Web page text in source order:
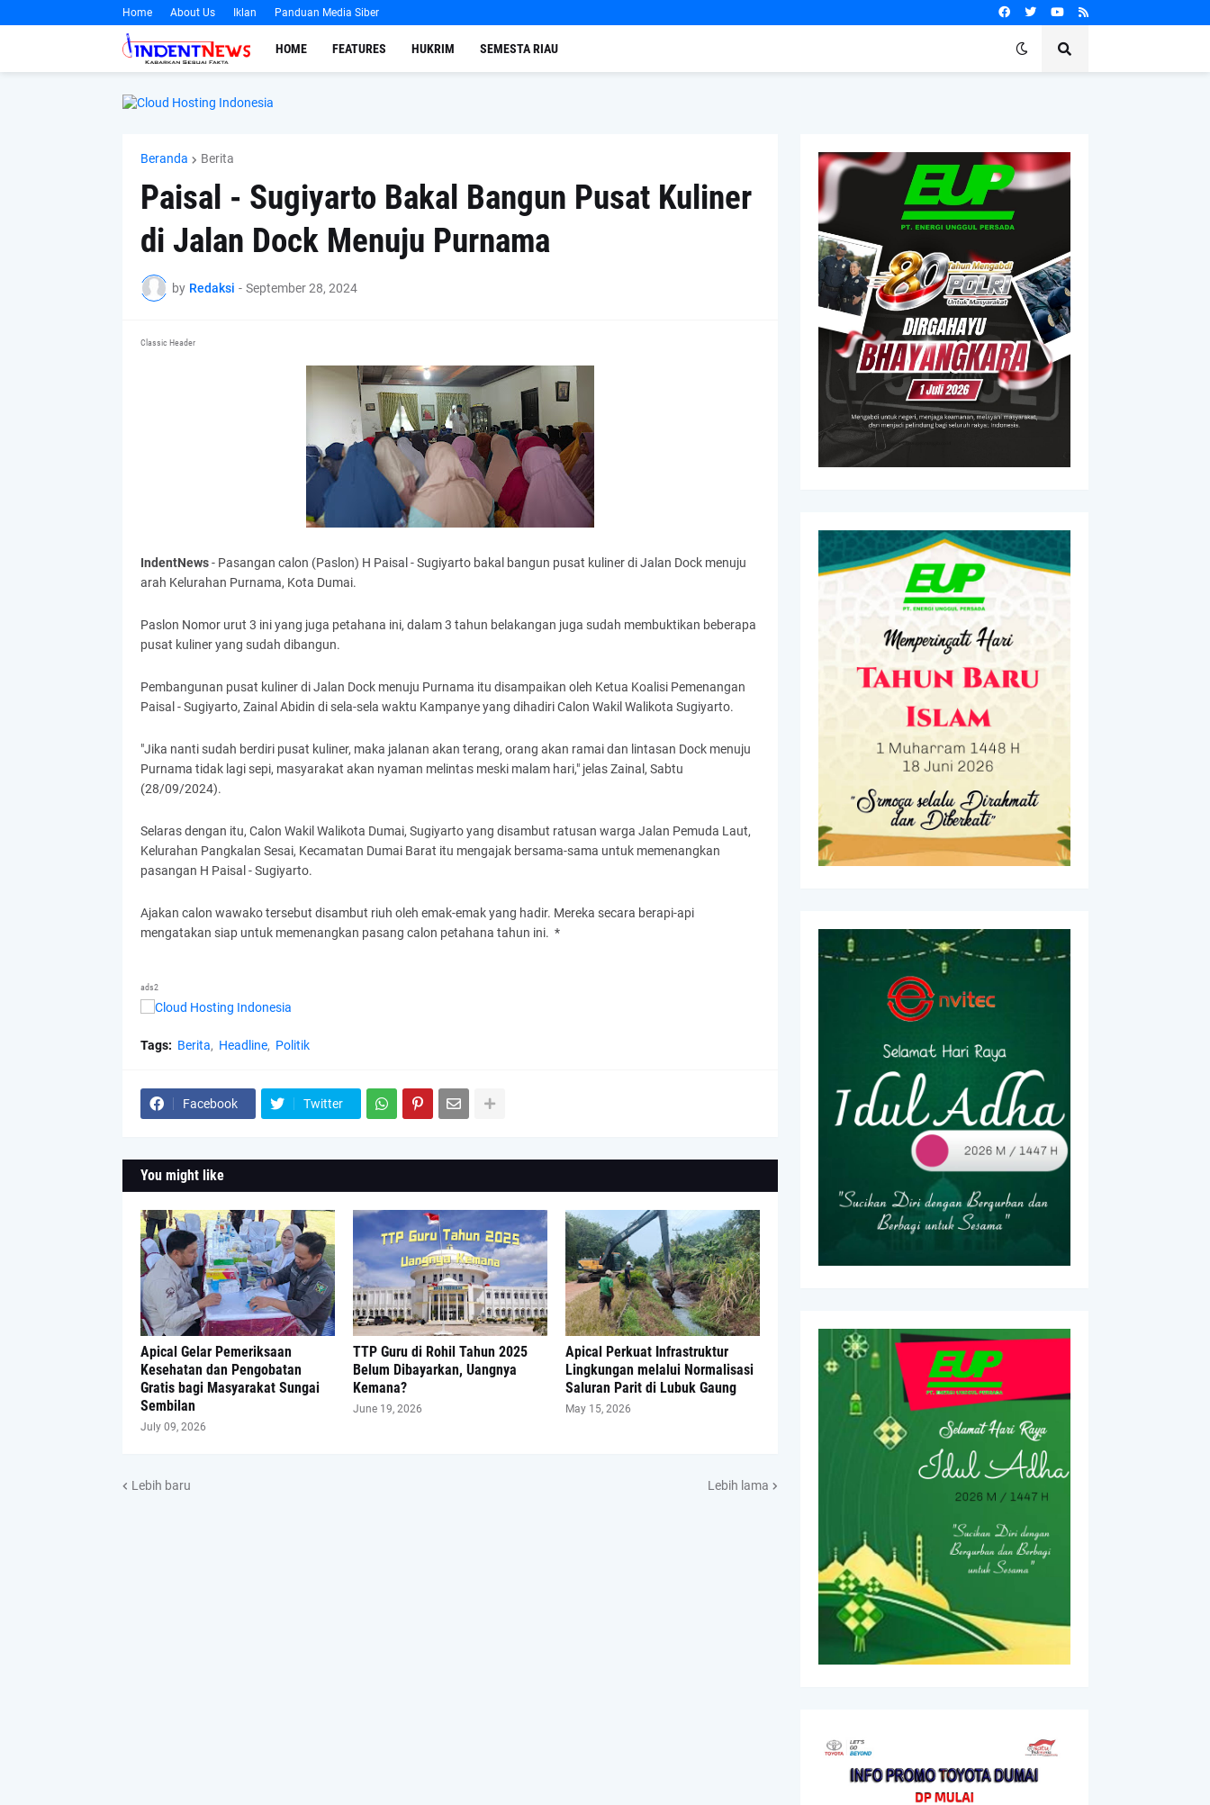
Home About Us Iklan Panduan Media Siber
HOME FEATURES HUKRIM SEMESTA RIAU
Beranda Berita
Paisal - Sugiyarto Bakal Bangun Pusat Kuliner
di Jalan Dock Menuju Purnama
by Redaksi - September 28, 2024
Classic Header
IndentNews- Pasangan calon (Paslon) H Paisal - Sugiyarto bakal bangun pusat kuliner di Jalan Dock menuju
arah Kelurahan Purnama, Kota Dumai.
Paslon Nomor urut 3 ini yang juga petahana ini, dalam 3 tahun belakangan juga sudah membuktikan beberapa
pusat kuliner yang sudah dibangun.
Pembangunan pusat kuliner di Jalan Dock menuju Purnama itu disampaikan oleh Ketua Koalisi Pemenangan
Paisal - Sugiyarto, Zainal Abidin di sela-sela waktu Kampanye yang dihadiri Calon Wakil Walikota Sugiyarto.
"Jika nanti sudah berdiri pusat kuliner, maka jalanan akan terang, orang akan ramai dan lintasan Dock menuju
Purnama tidak lagi sepi, masyarakat akan nyaman melintas meski malam hari," jelas Zainal, Sabtu
(28/09/2024).
Selaras dengan itu, Calon Wakil Walikota Dumai, Sugiyarto yang disambut ratusan warga Jalan Pemuda Laut,
Kelurahan Pangkalan Sesai, Kecamatan Dumai Barat itu mengajak bersama-sama untuk memenangkan
pasangan H Paisal - Sugiyarto.
Ajakan calon wawako tersebut disambut riuh oleh emak-emak yang hadir. Mereka secara berapi-api
mengatakan siap untuk memenangkan pasang calon petahana tahun ini. *
ads2
Tags: Berita Headline Politik
Facebook Twitter
You might like
Apical Gelar Pemeriksaan
Kesehatan dan Pengobatan
Gratis bagi Masyarakat Sungai
Sembilan
July 09, 2026
TTP Guru di Rohil Tahun 2025
Belum Dibayarkan, Uangnya
Kemana?
June 19, 2026
Apical Perkuat Infrastruktur
Lingkungan melalui Normalisasi
Saluran Parit di Lubuk Gaung
May 15, 2026
Lebih baru Lebih lama